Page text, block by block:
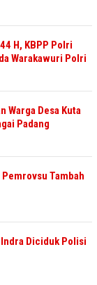
H, KBPP Polri
Warakawuri Polri
Warga Desa Kuta
Padang
Tambah
Diciduk Polisi